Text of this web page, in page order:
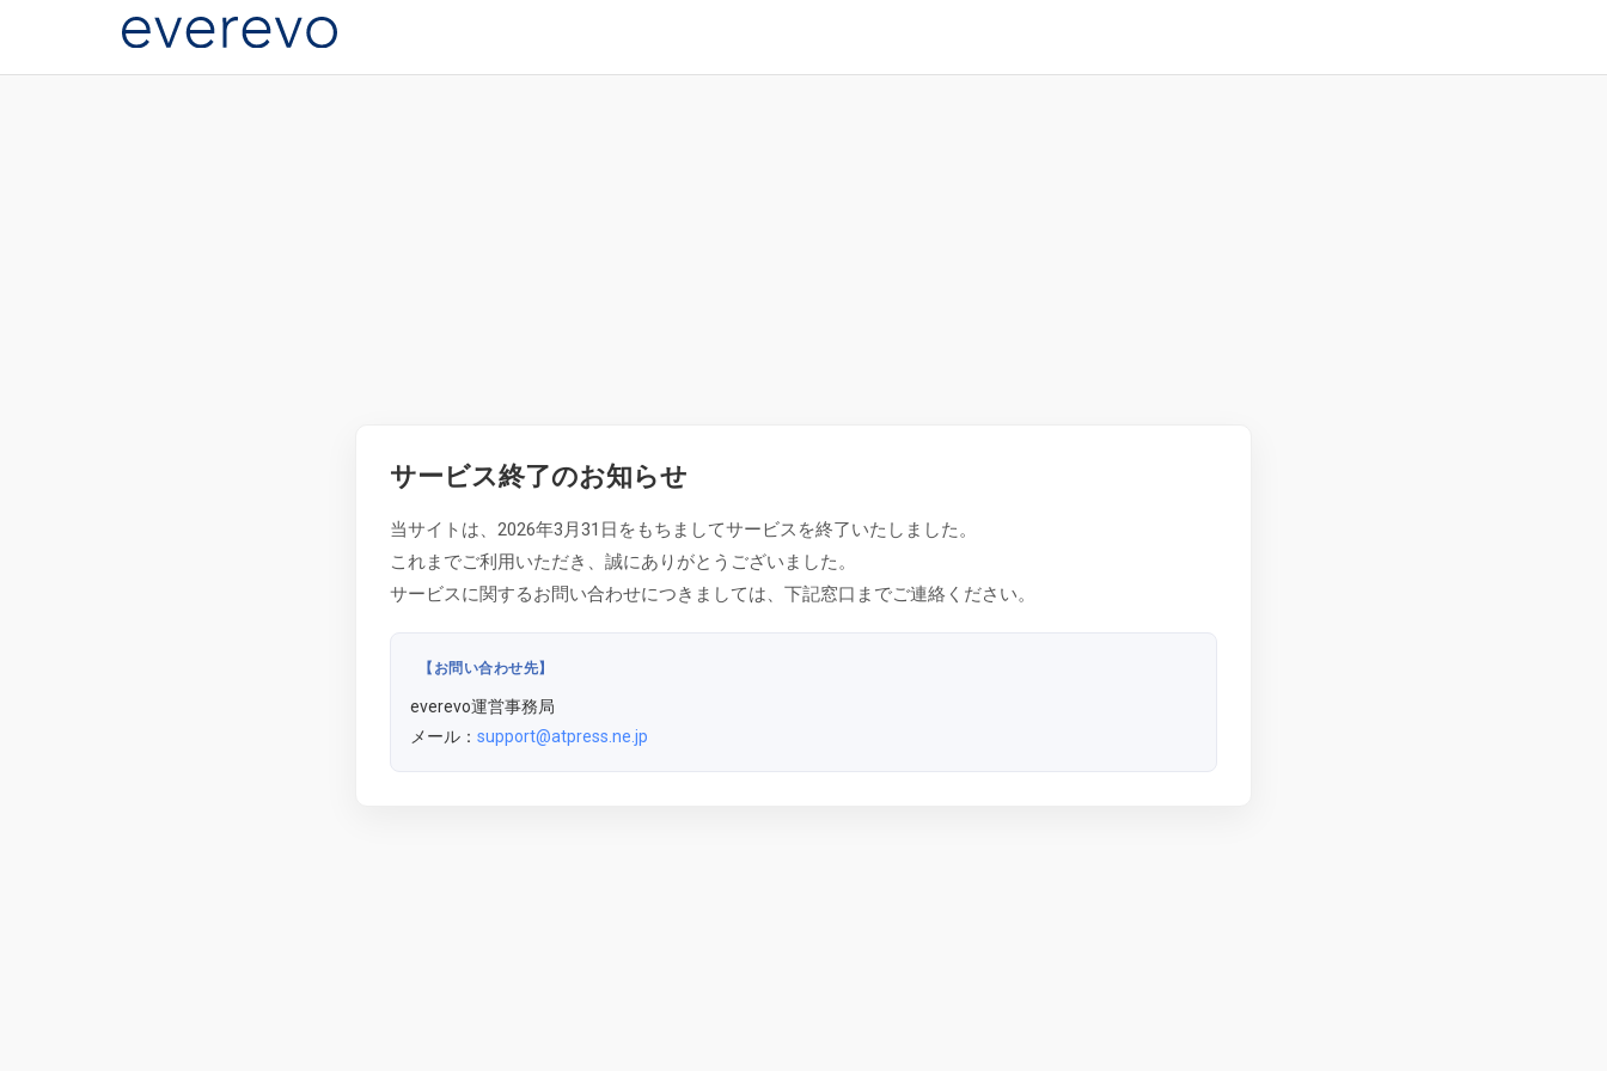
サービス終了のお知らせ
当サイトは、2026年3月31日をもちましてサービスを終了いたしました。
これまでご利用いただき、誠にありがとうございました。
サービスに関するお問い合わせにつきましては、下記窓口までご連絡ください。
【お問い合わせ先】
everevo運営事務局
メール： support@atpress.ne.jp